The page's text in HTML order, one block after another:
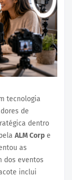
tecnologia
de
dentro
ALM Corp e
as
dos eventos
inclui